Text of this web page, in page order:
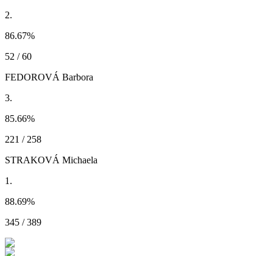
2.
86.67%
52 / 60
FEDOROVÁ Barbora
3.
85.66%
221 / 258
STRAKOVÁ Michaela
1.
88.69%
345 / 389